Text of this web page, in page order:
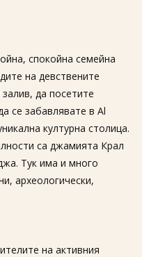
спокойна семейна
на девствените
да посетите
се забавлявате в Al
културна столица.
са джамията Крал
Тук има и много
археологически,
на активния